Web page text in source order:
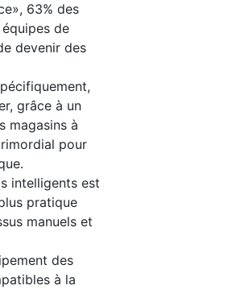
63% des
de
devenir des
grâce à un
magasins à
pour
intelligents est
pratique
manuels et
des
à la